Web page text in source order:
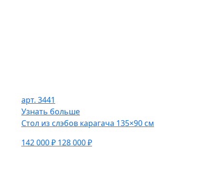
арт. 3441
Узнать больше
Стол из слэбов карагача 135×90 см
142 000 ₽ 128 000 ₽